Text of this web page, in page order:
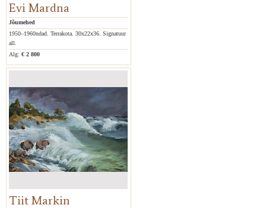
Evi Mardna
Jõumehed
1950–1960ndad. Terrakota. 30x22x36. Signatuur
all.
Alg: € 2 800
Tiit Markin